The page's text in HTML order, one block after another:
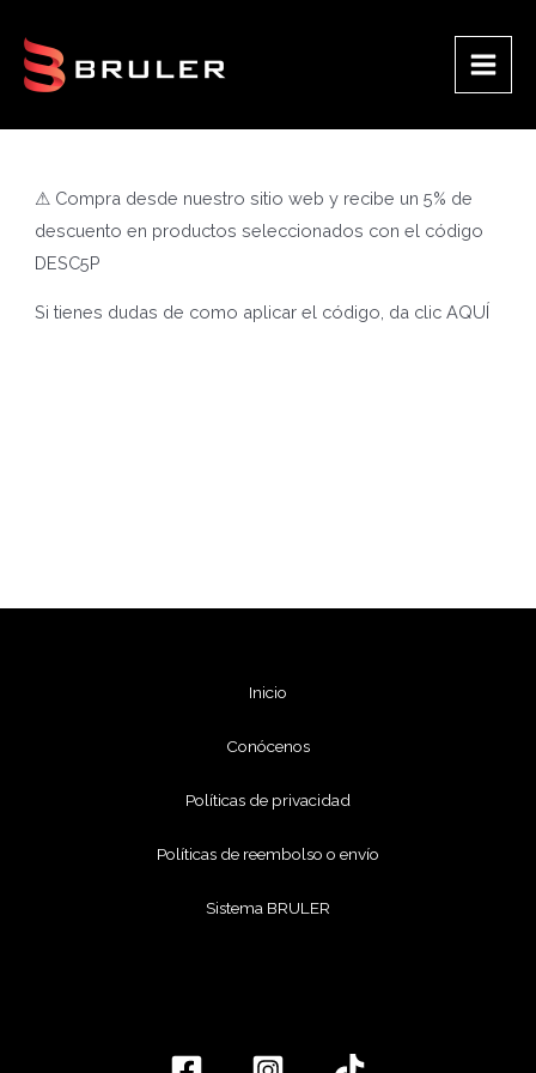
contenido
Main
⚠ Compra desde nuestro sitio web y recibe un 5% de
descuento en productos seleccionados con el código
DESC5P
Si tienes dudas de como aplicar el código, da clicAQUÍ
Inicio
Conócenos
Políticas de privacidad
Políticas de reembolso o envío
Sistema BRULER